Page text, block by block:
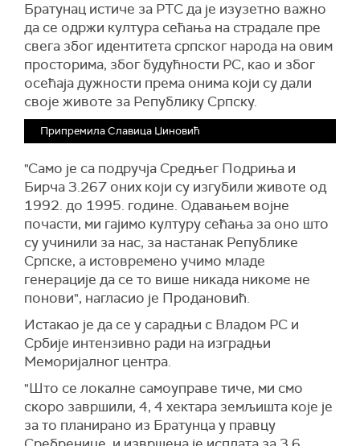
Братунац истиче за РТС да је изузетно важно
да се одржи култура сећања на страдале пре
свега због идентитета српског народа на овим
просторима, због будућности РС, као и због
осећаја дужности према онима који су дали
своје животе за Републику Српску.
Припремила Славица Џиновић
"Само је са подручја Средњег Подриња и
Бирча 3.267 оних који су изгубили животе од
1992. до 1995. године. Одавањем војне
почасти, ми гајимо културу сећања за оно што
су учинили за нас, за настанак Републике
Српске, а истовремено учимо младе
генерације да се то више никада никоме не
понови", нагласио је Продановић.
Истакао је да се у сарадњи с Владом РС и
Србије интензивно ради на изградњи
Меморијалног центра.
"Што се локалне самоуправе тиче, ми смо
скоро завршили, 4, 4 хектара земљишта које је
за то планирано из Братунца у правцу